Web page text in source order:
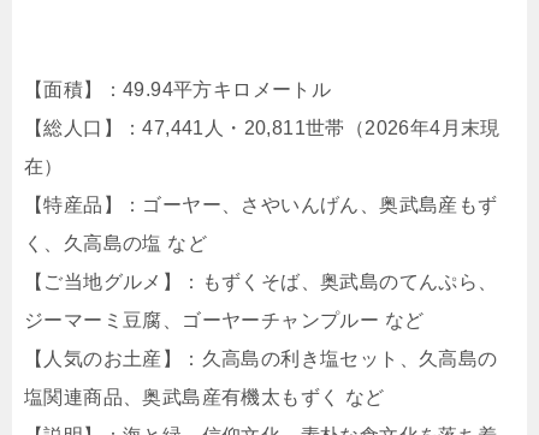
【面積】：49.94平方キロメートル
【総人口】：47,441人・20,811世帯（2026年4月末現
在）
【特産品】：ゴーヤー、さやいんげん、奥武島産もず
く、久高島の塩 など
【ご当地グルメ】：もずくそば、奥武島のてんぷら、
ジーマーミ豆腐、ゴーヤーチャンプルー など
【人気のお土産】：久高島の利き塩セット、久高島の
塩関連商品、奥武島産有機太もずく など